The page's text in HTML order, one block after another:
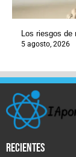
Los riesgos de
5 agosto, 2026
recientes